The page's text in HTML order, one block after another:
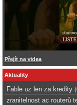
Přejít na videa
Aktuality
Fable uz len za kredity (
zranitelnost ac routerů